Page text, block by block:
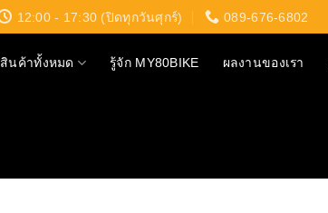
12:00 - 17:30 (ปิดทุกวันศุกร์) 089-676-6802
สินค้าทั้งหมด รู้จัก MY80BIKE ผลงานของเรา